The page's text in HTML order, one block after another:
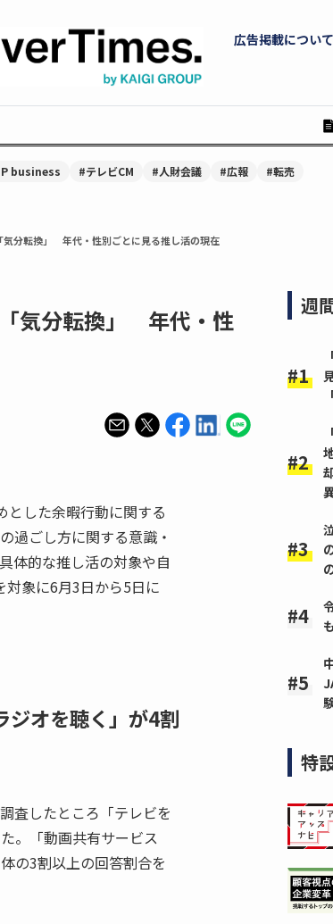
広告掲載について
business #テレビCM #人財会議 #広報 #転売
気分転換」 年代・性別ごとに見る推し活の現在
気分転換」 年代・性
とした余暇行動に関する
過ごし方に関する意識・
体的な推し活の対象や自
象に6月3日から5日に
ジオを聴く」が4割
査したところ「テレビを
。「動画共有サービス
の3割以上の回答割合を
週
特